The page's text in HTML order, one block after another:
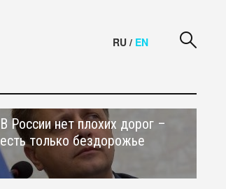
RU / EN
В России нет плохих дорог –
есть только бездорожье